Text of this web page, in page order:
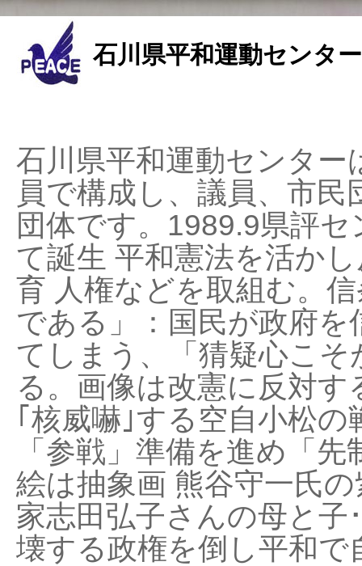
石川県平和運動センタ
石川県平和運動センタ
員で構成し、議員、市
団体です。1989.9県評
て誕生 平和憲法を活か
育 人権などを取組む。
である」：国民が政府
てしまう、「猜疑心こ
る。画像は改憲に反対
｢核威嚇｣する空自小松
「参戦」準備を進め「
絵は抽象画 熊谷守一氏
家志田弘子さんの母と子
壊する政権を倒し平和